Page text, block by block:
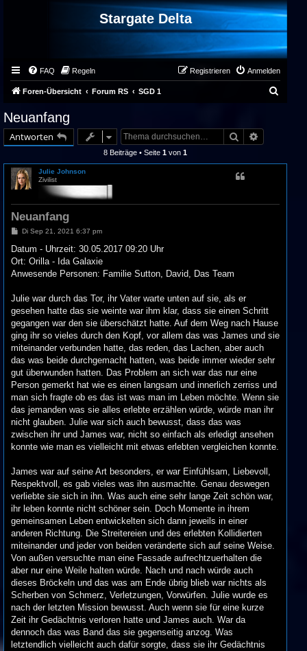
Stargate Delta
FAQ Regeln Anmelden
Registrieren
Foren-Übersicht Forum RS SGD 1
Neuanfang
Antworten Suche
8 Beiträge • Seite 1 von 1
Julie Johnson
Zivilist
Neuanfang
B
i
r
a
Di Sep 21, 2021 6:37 pm
Datum - Uhrzeit: 30.05.2017 09:20 Uhr
Ort: Orilla - Ida Galaxie
Anwesende Personen: Familie Sutton, David, Das Team
Julie war durch das Tor, ihr Vater warte unten auf sie, als er
gesehen hatte das sie weinte war ihm klar, dass sie einen Schritt
gegangen war den sie überschätzt hatte. Auf dem Weg nach Hause
ging ihr so vieles durch den Kopf, vor allem das was James und sie
miteinander verbunden hatte, das reden, das Lachen, aber auch
das was beide durchgemacht hatten, was beide immer wieder sehr
gut überwunden hatten. Das Problem an sich war das nur eine
Person gemerkt hat wie es einen langsam und innerlich zerriss und
man sich fragte ob es das ist was man im Leben möchte. Wenn sie
das jemanden was sie alles erlebte erzählen würde, würde man ihr
nicht glauben. Julie war sich auch bewusst, dass das was
zwischen ihr und James war, nicht so einfach als erledigt ansehen
konnte wie man es vielleicht mit etwas erlebten vergleichen konnte.
James war auf seine Art besonders, er war Einfühlsam, Liebevoll,
Respektvoll, es gab vieles was ihn ausmachte. Genau deswegen
verliebte sie sich in ihn. Was auch eine sehr lange Zeit schön war,
ihr leben konnte nicht schöner sein. Doch Momente in ihrem
gemeinsamen Leben entwickelten sich dann jeweils in einer
anderen Richtung. Die Streitereien und des erlebten Kollidierten
miteinander und jeder von beiden veränderte sich auf seine Weise.
Von außen versuchte man eine Fassade aufrechtzuerhalten die
aber nur eine Weile halten würde. Nach und nach würde auch
dieses Bröckeln und das was am Ende übrig blieb war nichts als
Scherben von Schmerz, Verletzungen, Vorwürfen. Julie wurde es
nach der letzten Mission bewusst. Auch wenn sie für eine kurze
Zeit ihr Gedächtnis verloren hatte und James auch. War da
dennoch das was Band das sie gegenseitig anzog. Was
letztendlich vielleicht auch dafür sorgte, dass sie ihr Gedächtnis